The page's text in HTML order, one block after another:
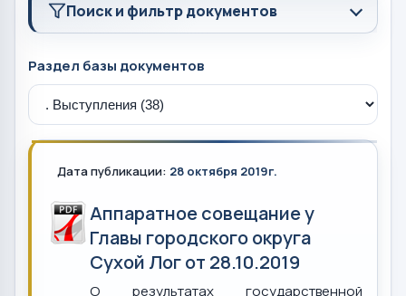
Поиск и фильтр документов
Раздел базы документов
Дата публикации: 28 октября 2019г.
Аппаратное совещание у
Главы городского округа
Сухой Лог от 28.10.2019
О результатах государственной